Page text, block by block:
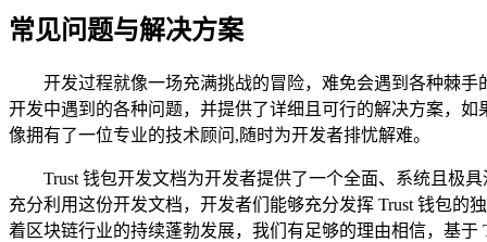
常见问题与解决方案
开发过程就像一场充满挑战的冒险，难免会遇到各种棘
开发中遇到的各种问题，并提供了详细且可行的解决方案，
像拥有了一位专业的技术顾问,随时为开发者排忧解难。
Trust 钱包开发文档为开发者提供了一个全面、系统且极
充分利用这份开发文档，开发者们能够充分发挥 Trust 钱包
着区块链行业的持续蓬勃发展，我们有足够的理由相信，基